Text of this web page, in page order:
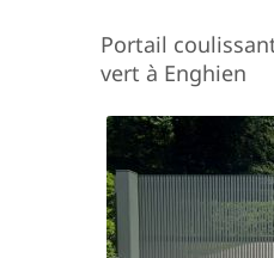
Portail
vert à Enghien